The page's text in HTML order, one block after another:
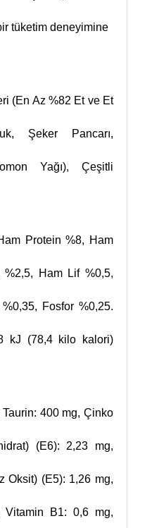
tüketim deneyimine
(En Az %82 Et ve Et
Şeker Pancarı,
Yağı), Çeşitli
Protein %8, Ham
Ham Lif %0,5,
Fosfor %0,25.
kJ (78,4 kilo kalori)
Taurin: 400 mg, Çinko
(E6): 2,23 mg,
Oksit) (E5): 1,26 mg,
B1: 0,6 mg,